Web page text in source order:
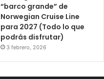
“barco grande” de
Norwegian Cruise Line
para 2027 (Todo lo que
podrás disfrutar)
3 febrero, 2026